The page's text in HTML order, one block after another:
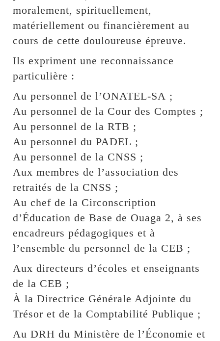
moralement, spirituellement,
matériellement ou financièrement au
cours de cette douloureuse épreuve.
Ils expriment une reconnaissance
particulière :
Au personnel de l’ONATEL-SA ;
Au personnel de la Cour des Comptes ;
Au personnel de la RTB ;
Au personnel du PADEL ;
Au personnel de la CNSS ;
Aux membres de l’association des
retraités de la CNSS ;
Au chef de la Circonscription
d’Éducation de Base de Ouaga 2, à ses
encadreurs pédagogiques et à
l’ensemble du personnel de la CEB ;
Aux directeurs d’écoles et enseignants
de la CEB ;
À la Directrice Générale Adjointe du
Trésor et de la Comptabilité Publique ;
Au DRH du Ministère de l’Économie et